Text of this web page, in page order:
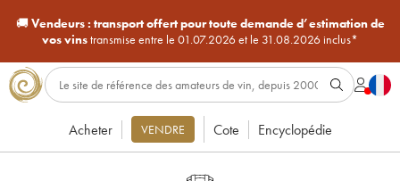
🚚Vendeurs : transport offert pour toute demande d’estimation de
vos vinstransmise entre le 01.07.2026 et le 31.08.2026 inclus*
Acheter VENDRE Cote Encyclopédie